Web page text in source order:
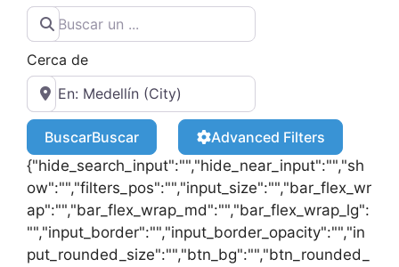
Cerca de
BuscarBuscar
Advanced Filters
{"hide_search_input":"","hide_near_input":"","sh
ow":"","filters_pos":"","input_size":"","bar_flex_wr
ap":"","bar_flex_wrap_md":"","bar_flex_wrap_lg":
"","input_border":"","input_border_opacity":"","in
put_rounded_size":"","btn_bg":"","btn_rounded_